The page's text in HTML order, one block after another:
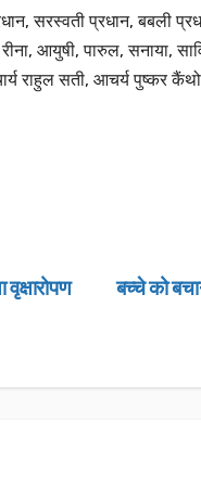
सरस्वती प्रधान, बबली
रीना, आयुषी, पारुल, सनाया,
राहुल सती, आचर्य पुष्कर
बच्चे को